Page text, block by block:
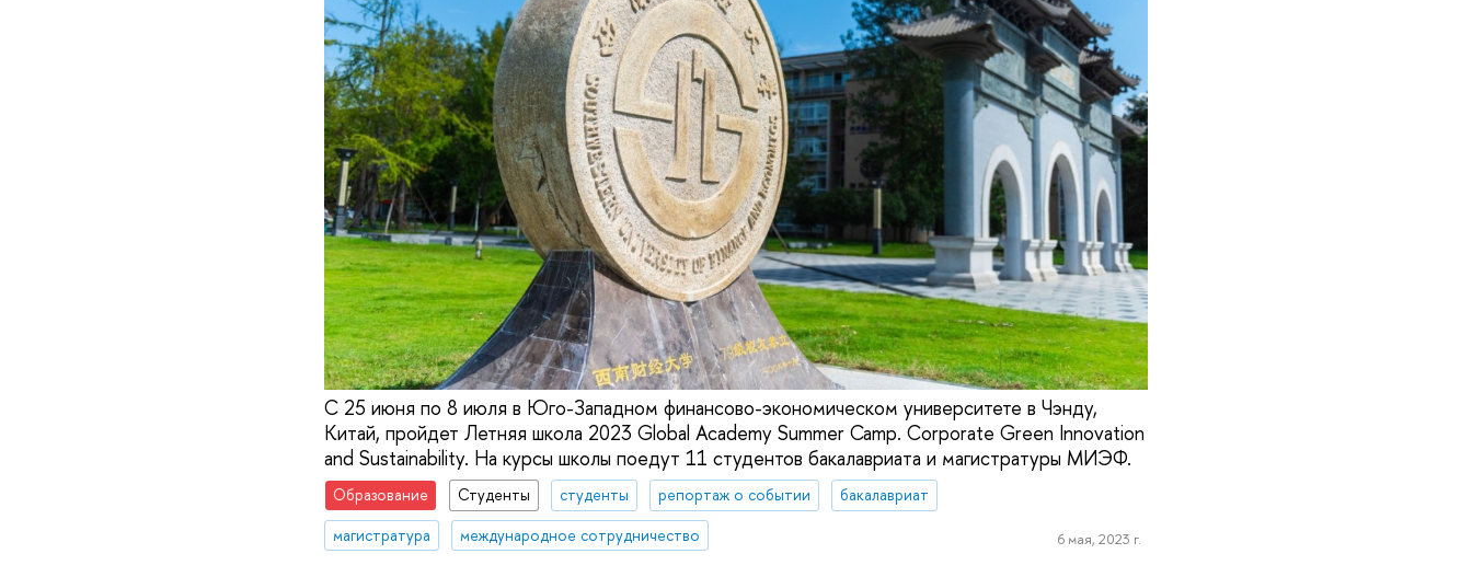
С 25 июня по 8 июля в Юго-Западном финансово-экономическом университете в Чэнду,
Китай, пройдет Летняя школа 2023 Global Academy Summer Camp. Corporate Green Innovation
and Sustainability. На курсы школы поедут 11 студентов бакалавриата и магистратуры МИЭФ.
Образование Студенты студенты репортаж о событии
бакалавриат
магистратура
международное сотрудничество 6 мая, 2023 г.